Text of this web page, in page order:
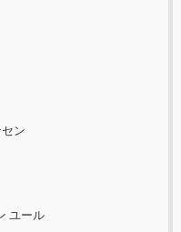
ン
ユール